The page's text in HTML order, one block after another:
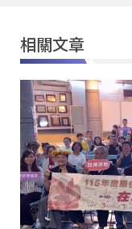
相關文章